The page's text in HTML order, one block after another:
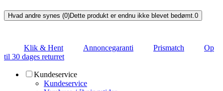
Hvad andre synes (0)Dette produkt er endnu ikke blevet bedømt. 0
Klik & Hent Annoncegaranti Prismatch
Op
til 30 dages returret
Kundeservice
Kundeservice